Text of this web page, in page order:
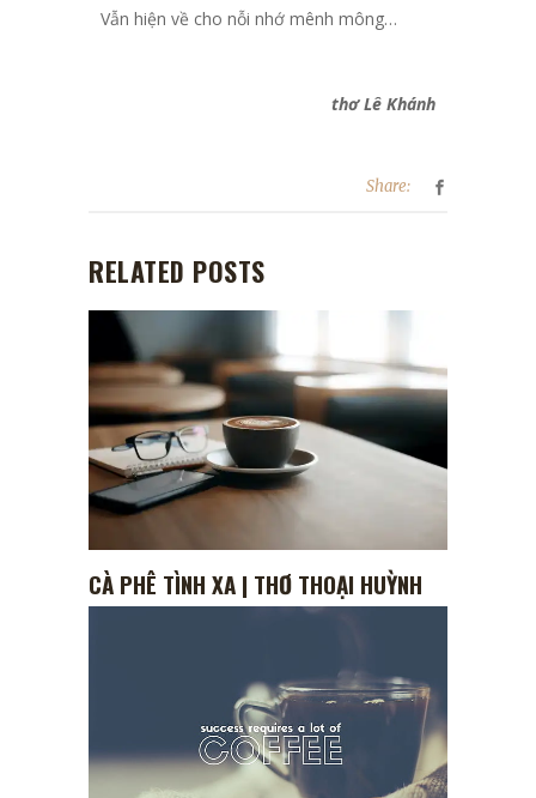
Vẫn hiện về cho nỗi nhớ mênh mông…
thơ Lê Khánh
Share:
RELATED POSTS
CÀ PHÊ TÌNH XA | THƠ THOẠI HUỲNH